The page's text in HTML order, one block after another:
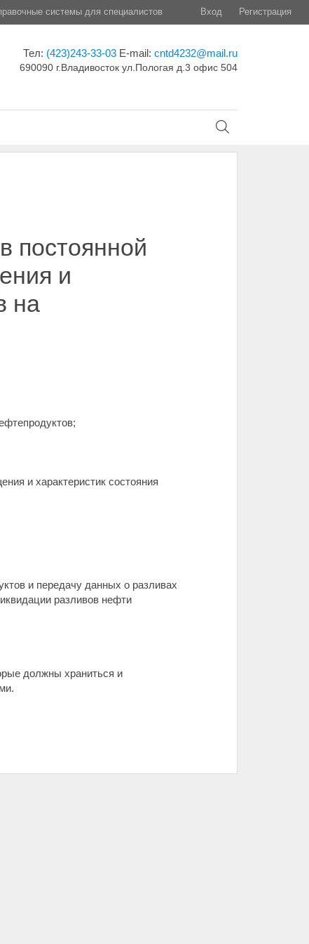
системы для специалистов Вход Регистрация
Тел: (423)243-33-03 E-mail: cntd4232@mail.ru
690090 г.Владивосток ул.Пологая д.3 офис 504
постоянной
и
на
и характеристик состояния
и передачу данных о разливах
разливов нефти
должны храниться и